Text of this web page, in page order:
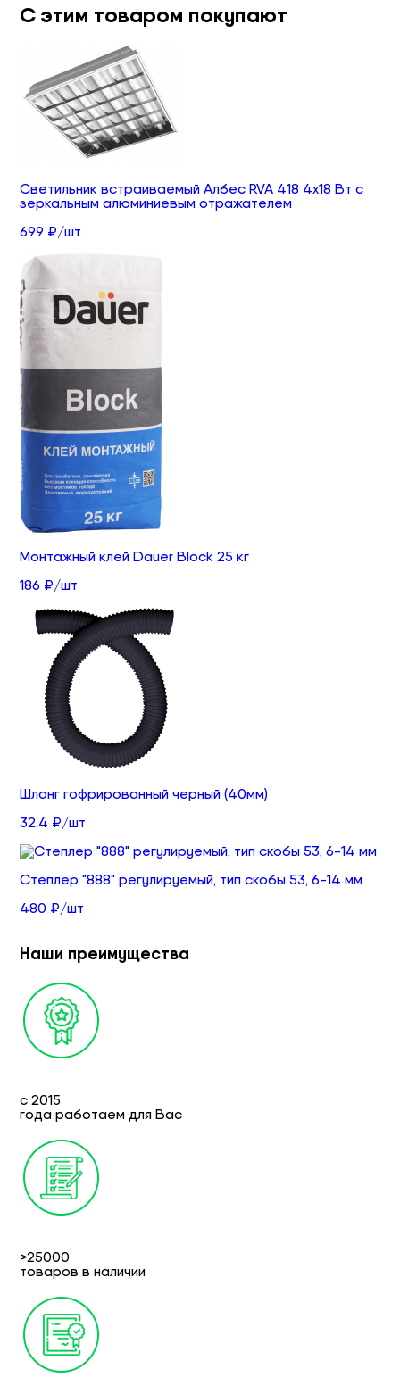
С этим товаром покупают
Светильник встраиваемый Албес RVA 418 4х18 Вт с
зеркальным алюминиевым отражателем
699 ₽/шт
Монтажный клей Dauer Block 25 кг
186 ₽/шт
Шланг гофрированный черный (40мм)
32.4 ₽/шт
Степлер "888" регулируемый, тип скобы 53, 6-14 мм
480 ₽/шт
Наши преимущества
с 2015
года работаем для Вас
>25000
товаров в наличии